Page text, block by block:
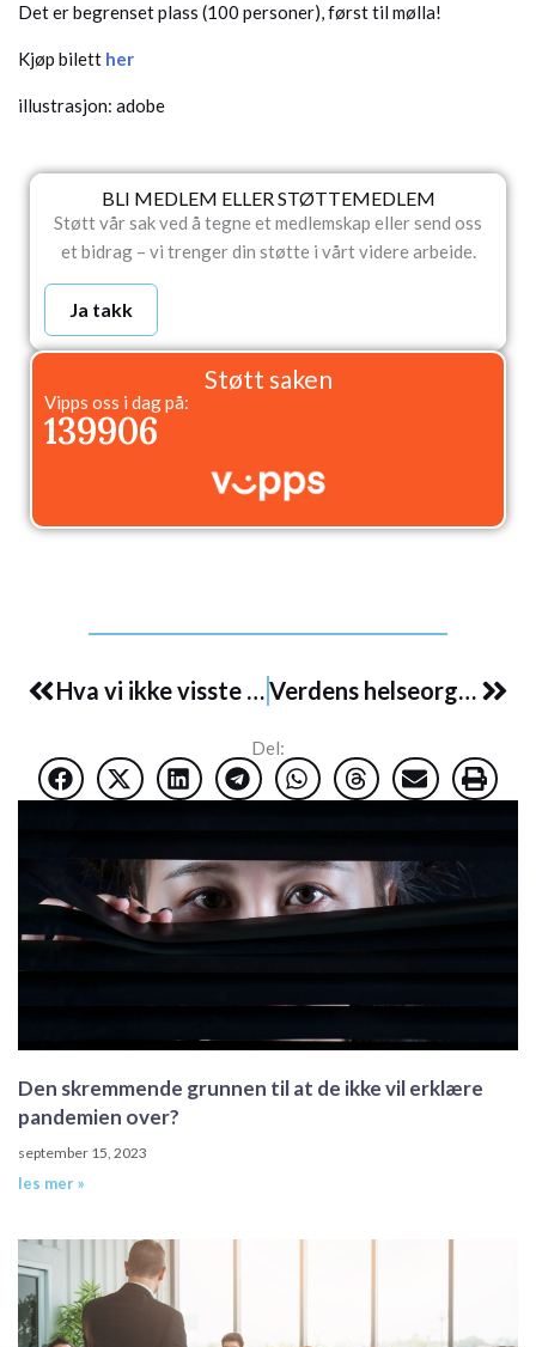
Det er begrenset plass (100 personer), først til mølla!
Kjøp bilett her
illustrasjon: adobe
BLI MEDLEM ELLER STØTTEMEDLEM
Støtt vår sak ved å tegne et medlemskap eller send oss
et bidrag – vi trenger din støtte i vårt videre arbeide.
Ja takk
Støtt saken
Vipps oss i dag på:
139906
Hva vi ikke visste om Tedros Adhanom Ghebreyesus– WHOs generalsekretær Verdens helseorganisasjon (WHO) har skiftet ham – nå truer den vår frihet
Del:
Den skremmende grunnen til at de ikke vil erklære
pandemien over?
september 15, 2023
les mer »